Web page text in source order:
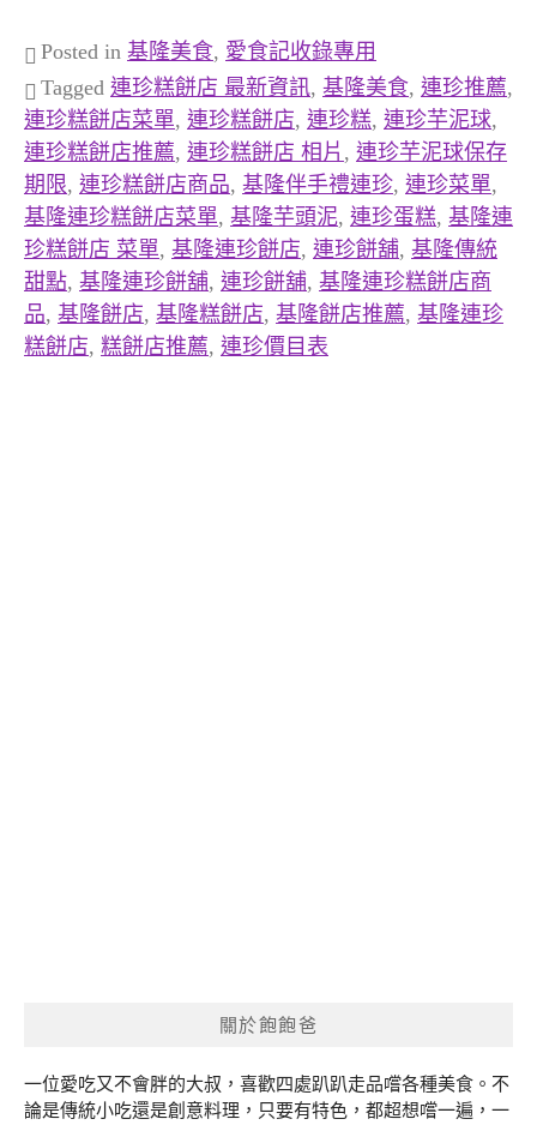
Posted in 基隆美食, 愛食記收錄專用
Tagged 連珍糕餅店 最新資訊, 基隆美食, 連珍推薦,
連珍糕餅店菜單, 連珍糕餅店, 連珍糕, 連珍芋泥球,
連珍糕餅店推薦, 連珍糕餅店 相片 , 連珍芋泥球保存
期限, 連珍糕餅店商品, 基隆伴手禮連珍, 連珍菜單,
基隆連珍糕餅店菜單, 基隆芋頭泥, 連珍蛋糕, 基隆連
珍糕餅店 菜單, 基隆連珍餅店, 連珍餅舖, 基隆傳統
甜點, 基隆連珍餅舖, 連珍餅舖, 基隆連珍糕餅店商
品, 基隆餅店, 基隆糕餅店, 基隆餅店推薦, 基隆連珍
糕餅店, 糕餅店推薦, 連珍價目表
關於飽飽爸
一位愛吃又不會胖的大叔，喜歡四處趴趴走品嚐各種美食。不
論是傳統小吃還是創意料理，只要有特色，都超想嚐一遍，一